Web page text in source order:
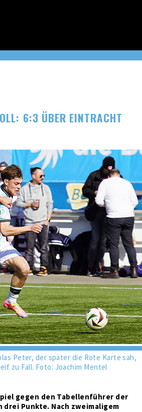
6:3 ÜBER EINTRACHT
Peter, der später die Rote Karte sah,
zu Fall. Foto: Joachim Mentel
gegen den Tabellenführer der
Punkte. Nach zweimaligem